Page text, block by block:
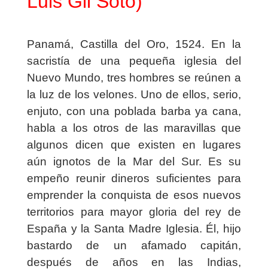
Panamá, Castilla del Oro, 1524. En la
sacristía de una pequeña iglesia del
Nuevo Mundo, tres hombres se reúnen a
la luz de los velones. Uno de ellos, serio,
enjuto, con una poblada barba ya cana,
habla a los otros de las maravillas que
algunos dicen que existen en lugares
aún ignotos de la Mar del Sur. Es su
empeño reunir dineros suficientes para
emprender la conquista de esos nuevos
territorios para mayor gloria del rey de
España y la Santa Madre Iglesia. Él, hijo
bastardo de un afamado capitán,
después de años en las Indias,